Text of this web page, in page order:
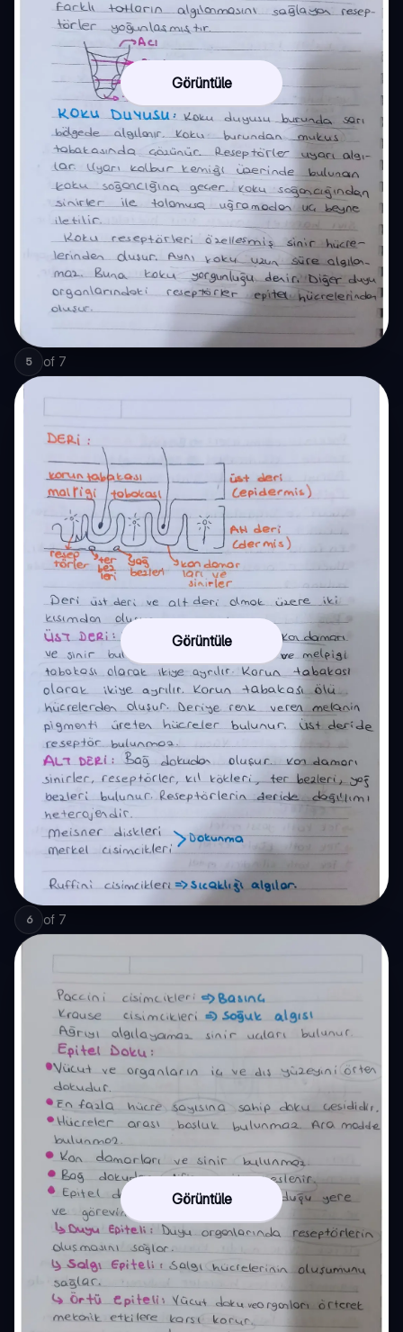
Görüntüle
5 of 7
Görüntüle
6 of 7
Görüntüle